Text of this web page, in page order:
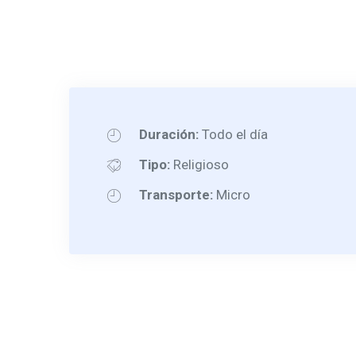
Duración: Todo el día
Tipo: Religioso
Transporte: Micro